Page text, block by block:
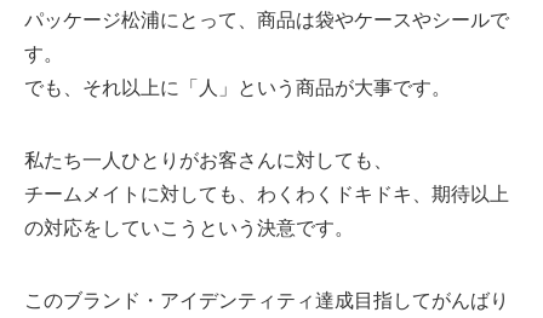
パッケージ松浦にとって、商品は袋やケースやシールで
す。
でも、それ以上に「人」という商品が大事です。
私たち一人ひとりがお客さんに対しても、
チームメイトに対しても、わくわくドキドキ、期待以上
の対応をしていこうという決意です。
このブランド・アイデンティティ達成目指してがんばり